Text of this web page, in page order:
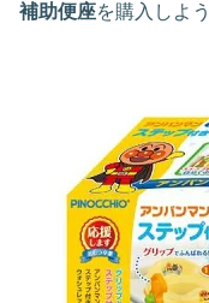
補助便座を購入しよ